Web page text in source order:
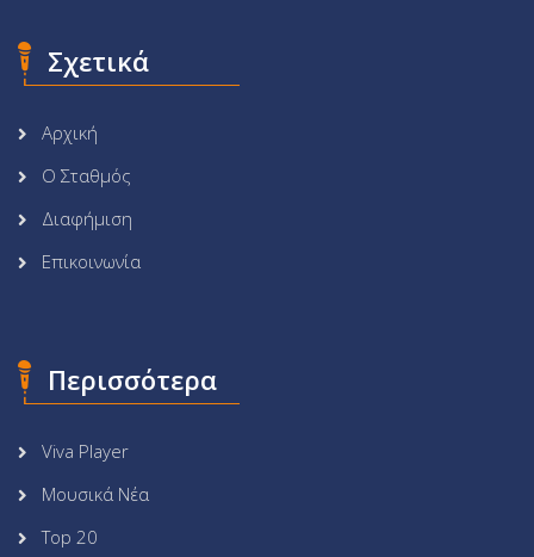
Σχετικά
Αρχική
Ο Σταθμός
Διαφήμιση
Επικοινωνία
Περισσότερα
Viva Player
Μουσικά Νέα
Top 20